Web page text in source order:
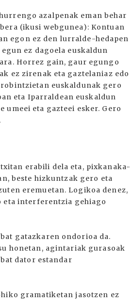
azalpenak eman behar
(ikusi webgunea): Kontuan
egon ez den lurralde-hedapen
ez dagoela euskaldun
Horrez gain, gaur egungo
ez zirenak eta gaztelaniaz edo
euskaldunak gero
eta Iparraldean euskaldun
umeei eta gazteei esker. Gero
erabili dela eta, pixkanaka-
beste hizkuntzak gero eta
eremuetan. Logikoa denez,
eta interferentzia gehiago
gatazkaren ondorioa da.
honetan, agintariak gurasoak
dator estandar
gramatiketan jasotzen ez